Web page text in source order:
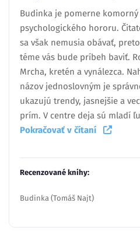
Budinka je pomerne
psychologického hororu.
sa však nemusia obávať,
téme vás bude príbeh baviť.
Mrcha, kretén a vynálezca.
názov jednoslovným je
ukazujú trendy, jasnejšie a
prím. V centre deja sú mladí
Pokračovať v čítaní
Recenzované knihy:
Budinka (Tomáš Najt)